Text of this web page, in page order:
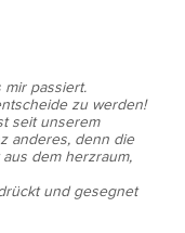
mir passiert.
zu werden!
seit unserem
anderes, denn die
dem herzraum,
und gesegnet